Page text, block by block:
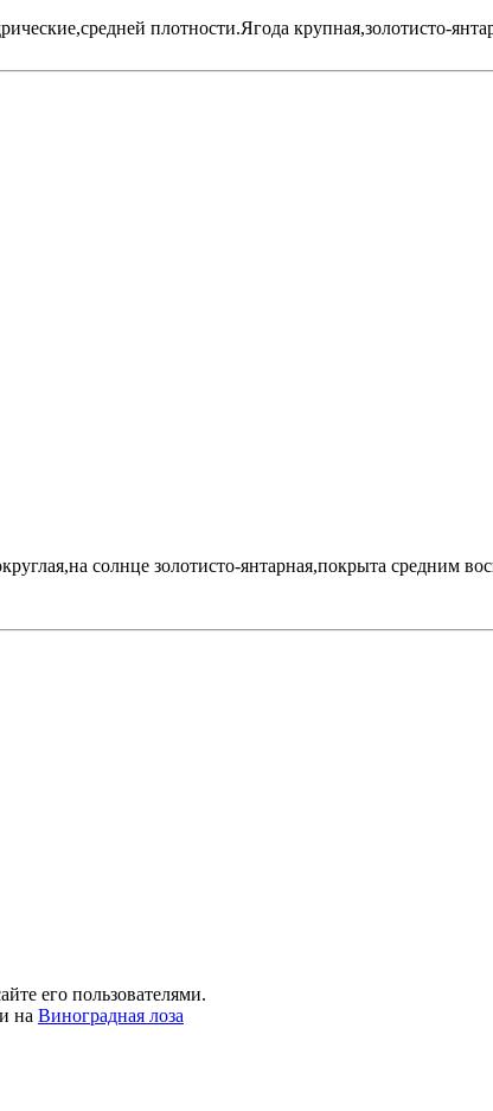
плотности.Ягода крупная,золотисто-
солнце золотисто-янтарная,покрыта средним
его пользователями.
на Виноградная лоза